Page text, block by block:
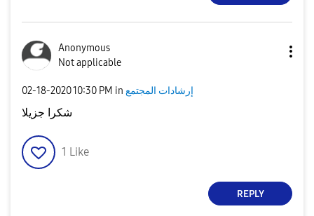
Anonymous
Not applicable
‎02-18-202010:30 PM in إرشادات المجتمع
شكرا جزيلا
1 Like
REPLY